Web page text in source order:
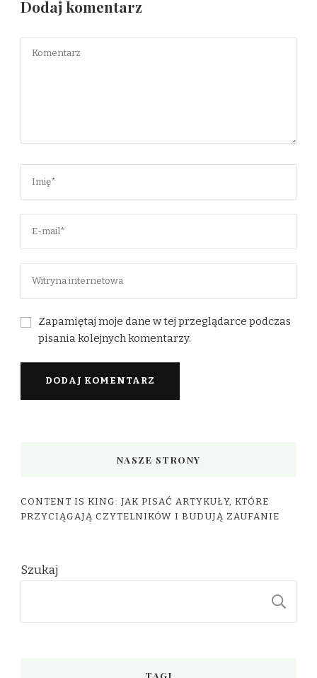
Dodaj komentarz
Zapamiętaj moje dane w tej przeglądarce podczas
pisania kolejnych komentarzy.
NASZE STRONY
CONTENT IS KING: JAK PISAĆ ARTYKUŁY, KTÓRE
PRZYCIĄGAJĄ CZYTELNIKÓW I BUDUJĄ ZAUFANIE
Szukaj
TAGI